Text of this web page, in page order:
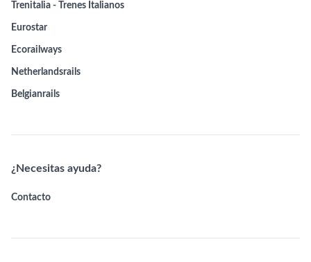
Trenitalia - Trenes Italianos
Eurostar
Ecorailways
Netherlandsrails
Belgianrails
¿Necesitas ayuda?
Contacto